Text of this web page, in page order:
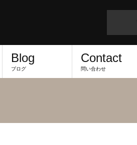
Blog
ブログ
Contact
問い合わせ